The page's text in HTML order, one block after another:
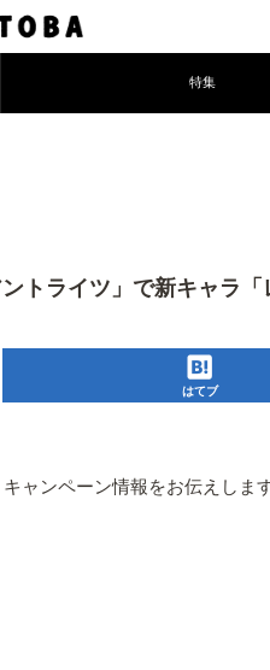
特集
トライツ」で新キャラ「
はてブ
ャンペーン情報をお伝えします